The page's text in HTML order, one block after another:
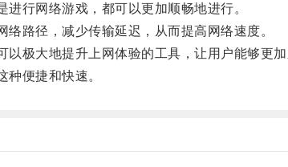
行网络游戏，都可以更加顺畅地进行。
路径，减少传输延迟，从而提高网络速度。
极大地提升上网体验的工具，让用户能够更加
便捷和快速。